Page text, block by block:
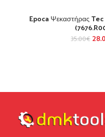
Epoca Ψεκαστήρας
35.00€